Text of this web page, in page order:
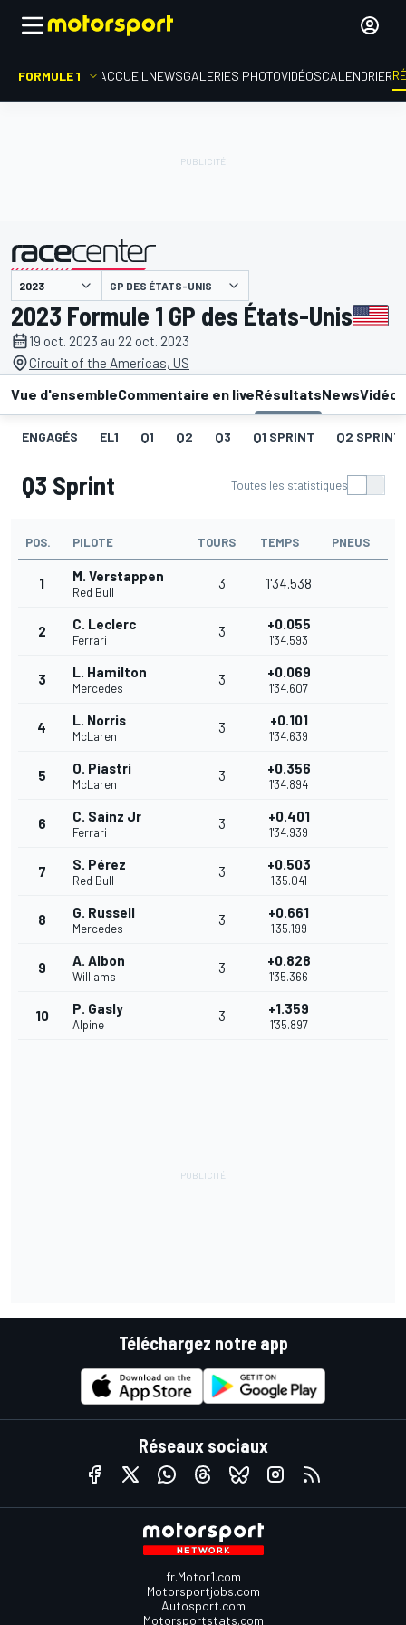
FORMULE 1 ACCUEIL NEWSGALERIES PHOTOVIDÉOSCALENDRIER
présenté par GP DES ÉTATS-UNIS
2023 Formule 1 GP des États-Unis
19 oct. 2023 au 22 oct. 2023
Circuit of the Americas, US
Vue d'ensembleCommentaire en liveRésultatsNewsVidéos
ENGAGÉS EL1 Q1 Q2 Q3 Q1 SPRINT Q2 SPRINT
Q3 Sprint Toutes les statistiques
POS. PILOTE TOURS TEMPS PNEUS
1 M. Verstappen
Red Bull
3 1'34.538
2 C. Leclerc
Ferrari
3 +0.055
1'34.593
3 L. Hamilton
Mercedes
3 +0.069
1'34.607
4 L. Norris
McLaren
3 +0.101
1'34.639
5 O. Piastri
McLaren
3 +0.356
1'34.894
6 C. Sainz Jr
Ferrari
3 +0.401
1'34.939
7 S. Pérez
Red Bull
3 +0.503
1'35.041
8 G. Russell
Mercedes
3 +0.661
1'35.199
9 A. Albon
Williams
3 +0.828
1'35.366
10 P. Gasly
Alpine
3 +1.359
1'35.897
Téléchargez notre app
Réseaux sociaux
fr.Motor1.com
Motorsportjobs.com
Autosport.com
Motorsportstats.com